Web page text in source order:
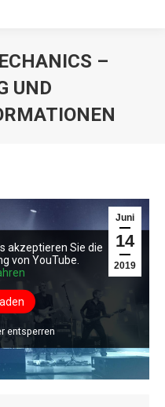
–
UND
Juni
14
2019
akzeptieren Sie die
von YouTube.
entsperren